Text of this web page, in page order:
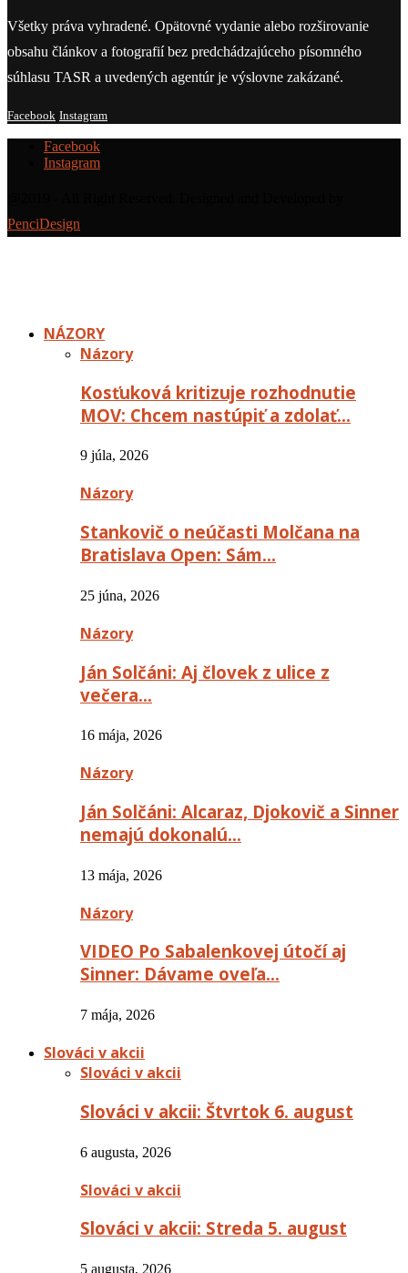
Všetky práva vyhradené. Opätovné vydanie alebo rozširovanie
obsahu článkov a fotografií bez predchádzajúceho písomného
súhlasu TASR a uvedených agentúr je výslovne zakázané.
Facebook Instagram
Facebook
Instagram
PenciDesign
NÁZORY
Názory
Kosťuková kritizuje rozhodnutie
MOV: Chcem nastúpiť a zdolať…
9 júla, 2026
Názory
Stankovič o neúčasti Molčana na
Bratislava Open: Sám…
25 júna, 2026
Názory
Ján Solčáni: Aj človek z ulice z
večera…
16 mája, 2026
Názory
Ján Solčáni: Alcaraz, Djokovič a Sinner
nemajú dokonalú…
13 mája, 2026
Názory
VIDEO Po Sabalenkovej útočí aj
Sinner: Dávame oveľa…
7 mája, 2026
Slováci v akcii
Slováci v akcii
Slováci v akcii: Štvrtok 6. august
6 augusta, 2026
Slováci v akcii
Slováci v akcii: Streda 5. august
5 augusta, 2026